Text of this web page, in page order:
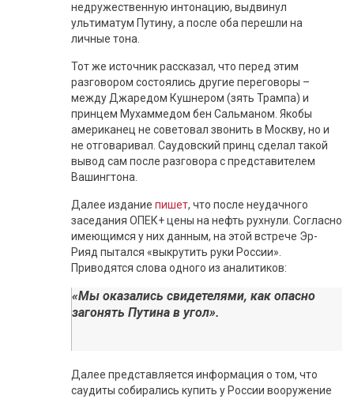
недружественную интонацию, выдвинул
ультиматум Путину, а после оба перешли на
личные тона.
Тот же источник рассказал, что перед этим
разговором состоялись другие переговоры –
между Джаредом Кушнером (зять Трампа) и
принцем Мухаммедом бен Сальманом. Якобы
американец не советовал звонить в Москву, но и
не отговаривал. Саудовский принц сделал такой
вывод сам после разговора с представителем
Вашингтона.
Далее издание пишет, что после неудачного
заседания ОПЕК+ цены на нефть рухнули. Согласно
имеющимся у них данным, на этой встрече Эр-
Рияд пытался «выкрутить руки России».
Приводятся слова одного из аналитиков:
«Мы оказались свидетелями, как опасно
загонять Путина в угол».
Далее представляется информация о том, что
саудиты собирались купить у России вооружение